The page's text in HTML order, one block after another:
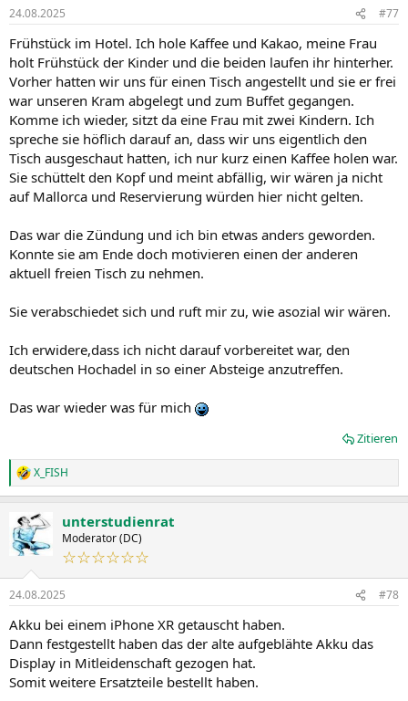
24.08.2025 #77
Frühstück im Hotel. Ich hole Kaffee und Kakao, meine Frau
holt Frühstück der Kinder und die beiden laufen ihr hinterher.
Vorher hatten wir uns für einen Tisch angestellt und sie er frei
war unseren Kram abgelegt und zum Buffet gegangen.
Komme ich wieder, sitzt da eine Frau mit zwei Kindern. Ich
spreche sie höflich darauf an, dass wir uns eigentlich den
Tisch ausgeschaut hatten, ich nur kurz einen Kaffee holen war.
Sie schüttelt den Kopf und meint abfällig, wir wären ja nicht
auf Mallorca und Reservierung würden hier nicht gelten.
Das war die Zündung und ich bin etwas anders geworden.
Konnte sie am Ende doch motivieren einen der anderen
aktuell freien Tisch zu nehmen.
Sie verabschiedet sich und ruft mir zu, wie asozial wir wären.
Ich erwidere,dass ich nicht darauf vorbereitet war, den
deutschen Hochadel in so einer Absteige anzutreffen.
Das war wieder was für mich
Zitieren
R
e
k
t
i
n
e
n
:
X_FISH
unterstudienrat
Moderator (DC)
☆☆☆☆☆☆
24.08.2025 #78
Akku bei einem iPhone XR getauscht haben.
Dann festgestellt haben das der alte aufgeblähte Akku das
Display in Mitleidenschaft gezogen hat.
Somit weitere Ersatzteile bestellt haben.